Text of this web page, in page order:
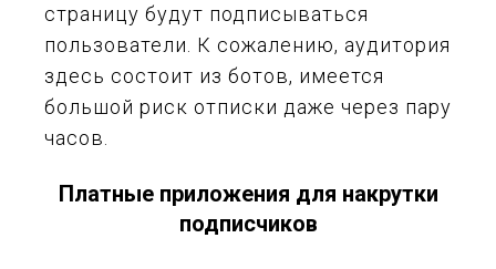
страницу будут подписываться
пользователи. К сожалению, аудитория
здесь состоит из ботов, имеется
большой риск отписки даже через пару
часов.
Платные приложения для накрутки
подписчиков